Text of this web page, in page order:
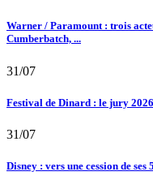
Warner / Paramount : trois
Cumberbatch, ...
31/07
Festival de Dinard : le jury
31/07
Disney : vers une cession de